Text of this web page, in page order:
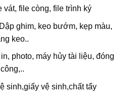
vát, file còng, file trình ký
ghim, kẹo bướm, kẹp màu,
keo..
photo, máy hủy tài liệu, đóng
sinh,giấy vệ sinh,chất tẩy